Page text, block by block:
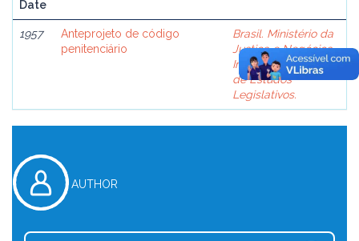
Date
1957
Anteprojeto de código
penitenciário
Brasil. Ministério da
Justiça e Negócios
Interiores. Comissão
de Estudos
Legislativos.
AUTHOR